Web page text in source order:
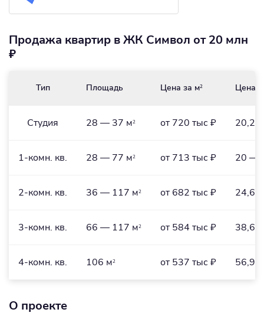
Продажа квартир в ЖК Символ от 20 млн
₽
Тип Площадь Цена за м2 Цена
Студия 28 — 37 м2 от 720 тыс ₽ 20,2
1-комн. кв. 28 — 77 м2 от 713 тыс ₽ 20 —
2-комн. кв. 36 — 117 м2 от 682 тыс ₽ 24,6
3-комн. кв. 66 — 117 м2 от 584 тыс ₽ 38,6
4-комн. кв. 106 м2 от 537 тыс ₽ 56,9
О проекте